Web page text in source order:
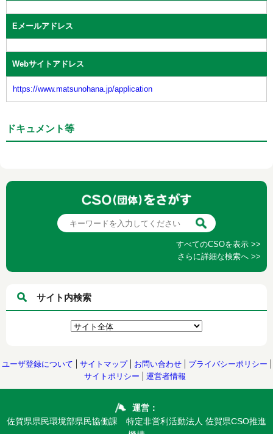
Eメールアドレス
Webサイトアドレス
https://www.matsunohana.jp/application
ドキュメント等
すべてのCSOを表示 >>
さらに詳細な検索へ >>
サイト内検索
ユーザ登録について サイトマップ お問い合わせ
プライバシーポリシー
サイトポリシー
運営者情報
運営：
佐賀県県民環境部県民協働課 特定非営利活動法人 佐賀県CSO推進